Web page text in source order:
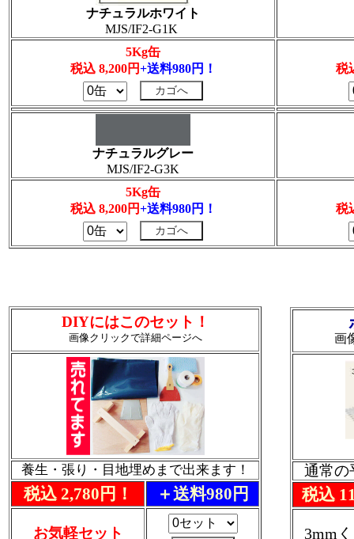
ナチュラルホワイト
MJS/IF2-G1K
5Kg缶
税込 8,200円+送料980円！ 税
ナチュラルグレー
MJS/IF2-G3K
5Kg缶
税込 8,200円+送料980円！ 税
画
通常の
税込
3mm
DIYにはこのセット！
画像クリックで詳細ページへ
養生・張り・目地埋めまで出来ます！
税込 2,780円！ ＋送料980円
お気軽セット